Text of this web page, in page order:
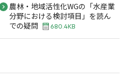
農林・地域活性化WGの「水産業
分野における検討項目」を読ん
での疑問
680.4KB